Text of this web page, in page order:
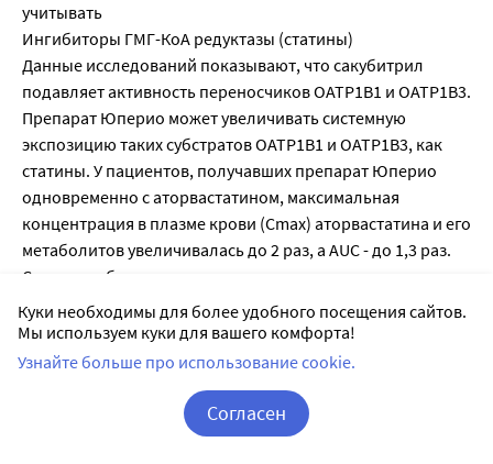
учитывать
Ингибиторы ГМГ-КоА редуктазы (статины)
Данные исследований показывают, что сакубитрил
подавляет активность переносчиков OATP1B1 и OATP1B3.
Препарат Юперио может увеличивать системную
экспозицию таких субстратов OATP1B1 и OATP1B3, как
статины. У пациентов, получавших препарат Юперио
одновременно с аторвастатином, максимальная
концентрация в плазме крови (Cmax) аторвастатина и его
метаболитов увеличивалась до 2 раз, а AUC - до 1,3 раз.
Следует соблюдать осторожность при одновременном
применении статинов с препаратом Юперио. Не
отмечено клинически значимого лекарственного
взаимодействия при одновременном применении
У пациентов с выраженным повышением АД,
Куки необходимы для более удобного посещения сайтов.
Мы используем куки для вашего комфорта!
Узнайте больше про использование cookie.
Согласен